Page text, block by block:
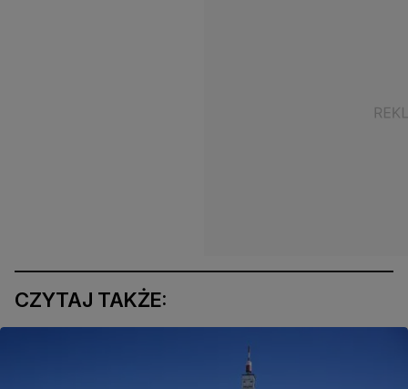
CZYTAJ TAKŻE: